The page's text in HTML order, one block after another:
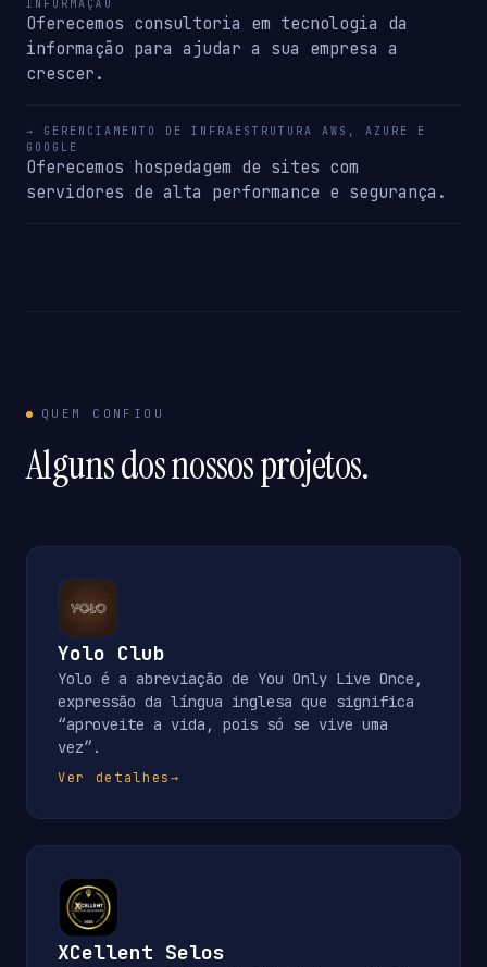
INFORMAÇÃO
Oferecemos consultoria em tecnologia da
informação para ajudar a sua empresa a
crescer.
→ GERENCIAMENTO DE INFRAESTRUTURA AWS, AZURE E
GOOGLE
Oferecemos hospedagem de sites com
servidores de alta performance e segurança.
QUEM CONFIOU
Alguns dos nossos projetos.
Yolo Club
Yolo é a abreviação de You Only Live Once,
expressão da língua inglesa que significa
“aproveite a vida, pois só se vive uma
vez”.
Ver detalhes→
XCellent Selos